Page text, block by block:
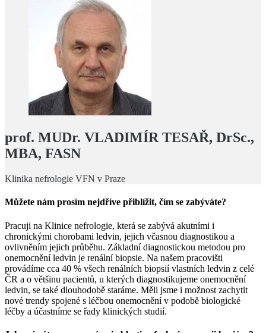
prof. MUDr. VLADIMÍR TESAŘ, DrSc.,
MBA, FASN
Klinika nefrologie VFN v Praze
Můžete nám prosím nejdříve přiblížit, čím se zabýváte?
Pracuji na Klinice nefrologie, která se zabývá akutními i
chronickými chorobami ledvin, jejich včasnou diagnostikou a
ovlivněním jejich průběhu. Základní diagnostickou metodou pro
onemocnění ledvin je renální biopsie. Na našem pracovišti
provádíme cca 40 % všech renálních biopsií vlastních ledvin z celé
ČR a o většinu pacientů, u kterých diagnostikujeme onemocnění
ledvin, se také dlouhodobě staráme. Měli jsme i možnost zachytit
nové trendy spojené s léčbou onemocnění v podobě biologické
léčby a účastníme se řady klinických studií.